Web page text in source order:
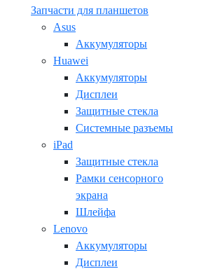
Запчасти для планшетов
Asus
Аккумуляторы
Huawei
Аккумуляторы
Дисплеи
Защитные стекла
Системные разъемы
iPad
Защитные стекла
Рамки сенсорного
экрана
Шлейфа
Lenovo
Аккумуляторы
Дисплеи